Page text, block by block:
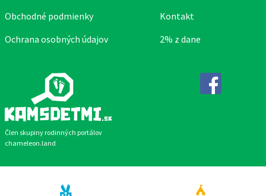
Člen skupiny rodinných portálov
chameleon.land
Obchodné podmienky
Ochrana osobných údajov
Kontakt
2% z dane